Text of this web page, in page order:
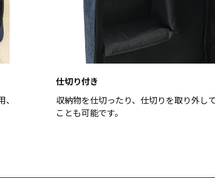
仕切り付き
収納物を仕切ったり、仕切りを取り外し
ことも可能です。